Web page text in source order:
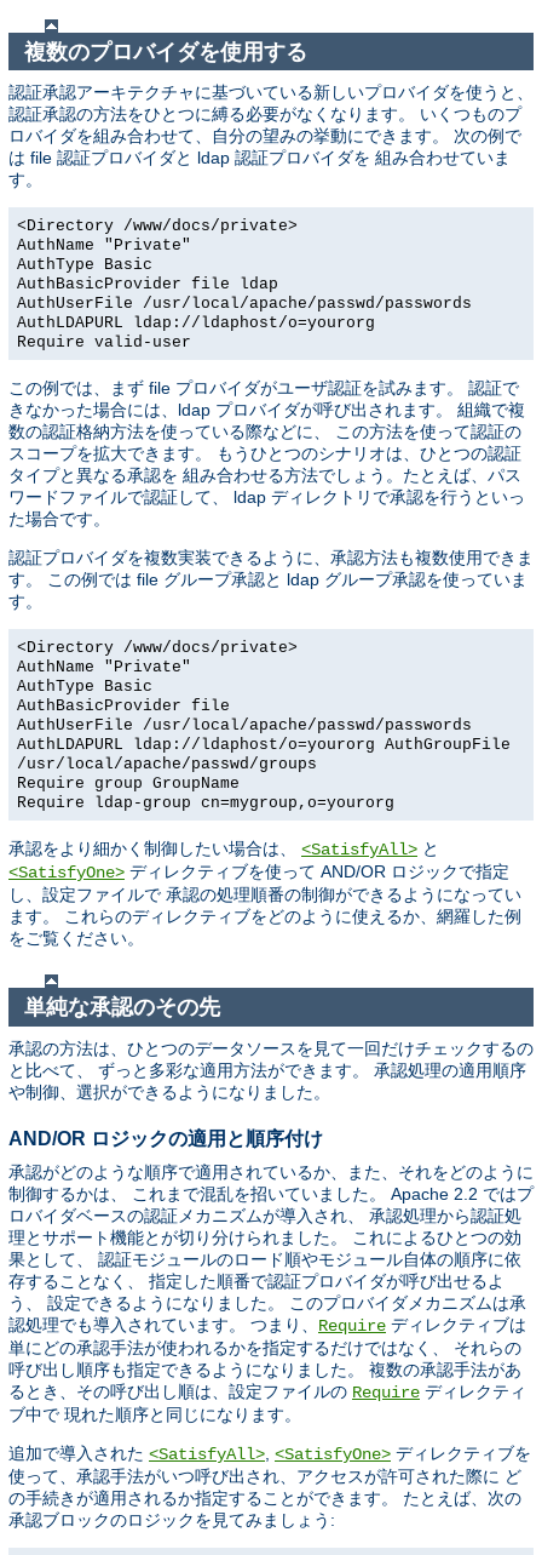
複数のプロバイダを使用する
認証承認アーキテクチャに基づいている新しいプロバイダを使うと、
認証承認の方法をひとつに縛る必要がなくなります。 いくつものプ
ロバイダを組み合わせて、自分の望みの挙動にできます。 次の例で
は file 認証プロバイダと ldap 認証プロバイダを 組み合わせていま
す。
<Directory /www/docs/private>
AuthName "Private"
AuthType Basic
AuthBasicProvider file ldap
AuthUserFile /usr/local/apache/passwd/passwords
AuthLDAPURL ldap://ldaphost/o=yourorg
Require valid-user
この例では、まず file プロバイダがユーザ認証を試みます。 認証で
きなかった場合には、ldap プロバイダが呼び出されます。 組織で複
数の認証格納方法を使っている際などに、 この方法を使って認証の
スコープを拡大できます。 もうひとつのシナリオは、ひとつの認証
タイプと異なる承認を 組み合わせる方法でしょう。たとえば、パス
ワードファイルで認証して、 ldap ディレクトリで承認を行うといっ
た場合です。
認証プロバイダを複数実装できるように、承認方法も複数使用できま
す。 この例では file グループ承認と ldap グループ承認を使っていま
す。
<Directory /www/docs/private>
AuthName "Private"
AuthType Basic
AuthBasicProvider file
AuthUserFile /usr/local/apache/passwd/passwords
AuthLDAPURL ldap://ldaphost/o=yourorg AuthGroupFile
/usr/local/apache/passwd/groups
Require group GroupName
Require ldap-group cn=mygroup,o=yourorg
承認をより細かく制御したい場合は、 <SatisfyAll> と
<SatisfyOne> ディレクティブを使って AND/OR ロジックで指定
し、設定ファイルで 承認の処理順番の制御ができるようになってい
ます。 これらのディレクティブをどのように使えるか、網羅した例
をご覧ください。
単純な承認のその先
承認の方法は、ひとつのデータソースを見て一回だけチェックするの
と比べて、 ずっと多彩な適用方法ができます。 承認処理の適用順序
や制御、選択ができるようになりました。
AND/OR ロジックの適用と順序付け
承認がどのような順序で適用されているか、また、それをどのように
制御するかは、 これまで混乱を招いていました。 Apache 2.2 ではプ
ロバイダベースの認証メカニズムが導入され、 承認処理から認証処
理とサポート機能とが切り分けられました。 これによるひとつの効
果として、 認証モジュールのロード順やモジュール自体の順序に依
存することなく、 指定した順番で認証プロバイダが呼び出せるよ
う、 設定できるようになりました。 このプロバイダメカニズムは承
認処理でも導入されています。 つまり、 Require ディレクティブは
単にどの承認手法が使われるかを指定するだけではなく、 それらの
呼び出し順序も指定できるようになりました。 複数の承認手法があ
るとき、その呼び出し順は、設定ファイルの Require ディレクティ
ブ中で 現れた順序と同じになります。
追加で導入された <SatisfyAll> <SatisfyOne> ディレクティブを
使って、承認手法がいつ呼び出され、アクセスが許可された際に ど
の手続きが適用されるか指定することができます。 たとえば、次の
承認ブロックのロジックを見てみましょう: